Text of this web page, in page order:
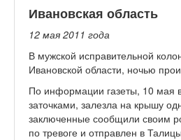
Ивановская область
12 мая 2011 года
В мужской исправительной
Ивановской области, ночью
По информации газеты, 10 мая
заточками, залезла на крышу
заключенные сообщили своим
по тревоге и отправлен в